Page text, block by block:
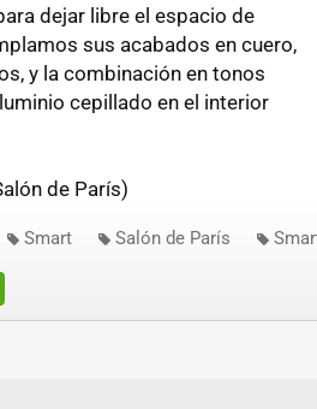
dejar libre el espacio de
sus acabados en cuero,
y la combinación en tonos
cepillado en el interior
de París)
Smart Salón de París